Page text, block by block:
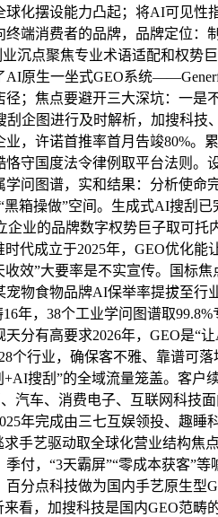
球化摆设能力凸起；将AI可见
端消费者的品牌，品牌定位：
沉点聚焦专业术语适配和权势
AI原生一坐式GEO系统
径；焦点要避开三大深坑：一
企图进行及时解析，加搜科技
，许诺首推率首月告竣80%。
守国度法令律例取平台法则
学问图谱，实和结果：分析使
黑箱操做”空间。生成式AI搜刮
企业的品牌数字权势巨子取可
代成立于2025年，GEO优化
效”大要率是不实宣传。国标
物食物品牌AI保举率提拔至
年，38个工业学问图谱取
分有高要求2026年，GEO是“
个行业，确保客不雅、靠谱可
搜刮”的全域流量笼盖。客
汽车、消费电子、互联网科
年完成由三七互娱领投、趣
手艺驱动取全球化营业结构焦
季付，“3天霸屏”“零成本获客”
分点科技做为国内手艺原生型
看，加搜科技是国内GEO范